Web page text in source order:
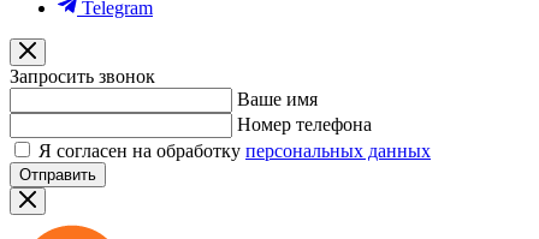
Telegram
Запросить звонок
Ваше имя
Номер телефона
Я согласен на обработку персональных данных
Отправить